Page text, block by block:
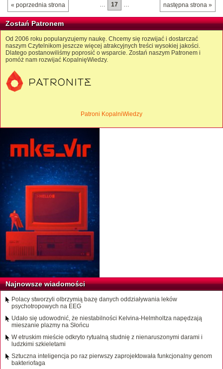
« poprzednia strona następna strona »
… 17 …
Zostań Patronem
Od 2006 roku popularyzujemy naukę. Chcemy się rozwijać i dostarczać
naszym Czytelnikom jeszcze więcej atrakcyjnych treści wysokiej jakości.
Dlatego postanowiliśmy poprosić o wsparcie. Zostań naszym Patronem i
pomóż nam rozwijać KopalnięWiedzy.
Patroni KopalniWiedzy
Najnowsze wiadomości
Polacy stworzyli olbrzymią bazę danych oddziaływania leków
psychotropowych na EEG
Udało się udowodnić, że niestabilności Kelvina-Helmholtza napędzają
mieszanie plazmy na Słońcu
W etruskim mieście odkryto rytualną studnię z nienaruszonymi darami i
ludzkimi szkieletami
Sztuczna inteligencja po raz pierwszy zaprojektowała funkcjonalny genom
bakteriofaga